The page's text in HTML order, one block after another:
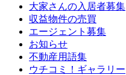
大家さんの入居者募集
収益物件の売買
エージェント募集
お知らせ
不動産用語集
ウチコミ！ギャラリー